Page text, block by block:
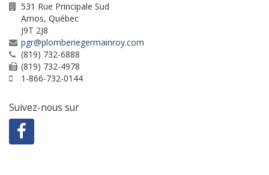
531 Rue Principale Sud
Amos, Québec
J9T 2J8
pgr@plomberiegermainroy.com
(819) 732-6888
(819) 732-4978
1-866-732-0144
Suivez-nous sur